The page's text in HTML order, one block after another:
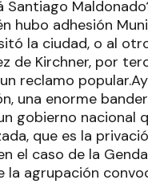
Santiago
hubo adhesión
la ciudad, o al
de Kirchner, por
reclamo
una enorme
gobierno nacional
que es la
el caso de la
la agrupación